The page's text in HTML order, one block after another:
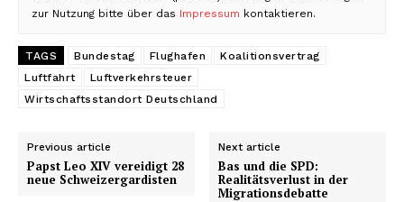
zur Nutzung bitte über das Impressum kontaktieren.
TAGS Bundestag Flughafen
Koalitionsvertrag
Luftfahrt
Luftverkehrsteuer
Wirtschaftsstandort Deutschland
Previous article
Papst Leo XIV vereidigt 28
neue Schweizergardisten
Next article
Bas und die SPD:
Realitätsverlust in der
Migrationsdebatte